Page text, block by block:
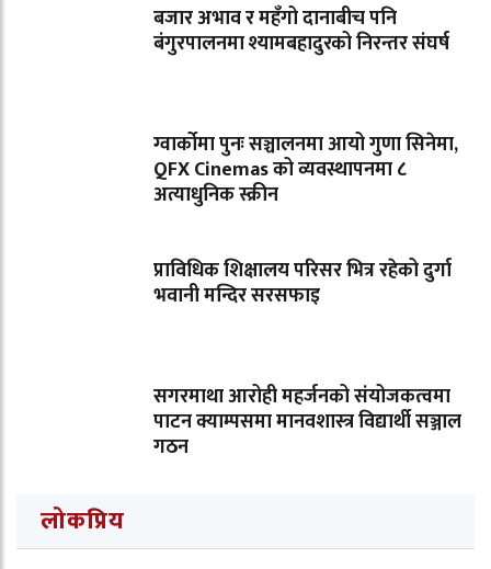
बजार अभाव र महँगो दानाबीच पनि
बंगुरपालनमा श्यामबहादुरको निरन्तर संघर्ष
ग्वार्कोमा पुनः सञ्चालनमा आयो गुणा सिनेमा,
QFX Cinemas को व्यवस्थापनमा ८
अत्याधुनिक स्क्रीन
प्राविधिक शिक्षालय परिसर भित्र रहेको दुर्गा
भवानी मन्दिर सरसफाइ
सगरमाथा आरोही महर्जनको संयोजकत्वमा
पाटन क्याम्पसमा मानवशास्त्र विद्यार्थी सञ्जाल
गठन
लोकप्रिय